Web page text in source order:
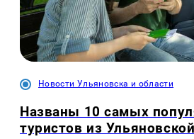
Новости Ульяновска и области
Названы 10 самых
туристов из